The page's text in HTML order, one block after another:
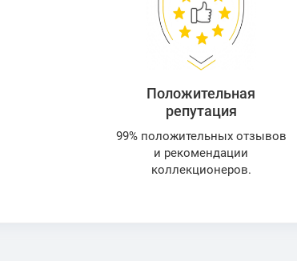
Положительная
репутация
99% положительных отзывов
и рекомендации
коллекционеров.